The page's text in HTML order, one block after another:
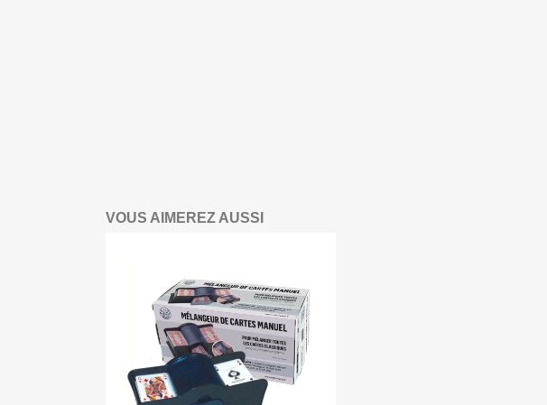
VOUS AIMEREZ AUSSI